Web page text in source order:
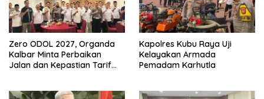
Zero ODOL 2027, Organda
Kalbar Minta Perbaikan
Jalan dan Kepastian Tarif
Kapolres Kubu Raya Uji
Kelayakan Armada
Pemadam Karhutla